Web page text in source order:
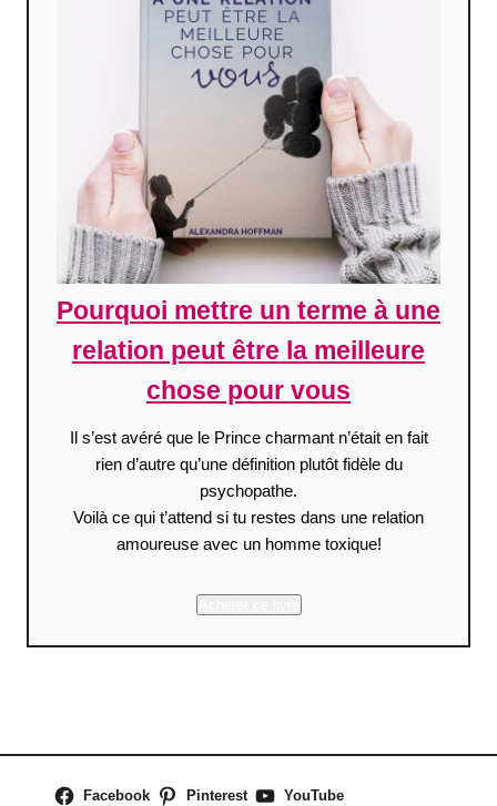
Pourquoi mettre un terme à une
relation peut être la meilleure
chose pour vous
Il s’est avéré que le Prince charmant n’était en fait
rien d’autre qu’une définition plutôt fidèle du
psychopathe.
Voilà ce qui t’attend si tu restes dans une relation
amoureuse avec un homme toxique!
Facebook Pinterest YouTube